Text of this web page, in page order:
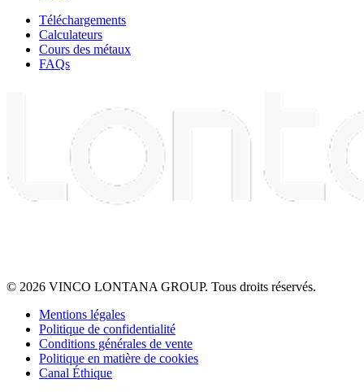
Téléchargements
Calculateurs
Cours des métaux
FAQs
© 2026 VINCO LONTANA GROUP. Tous droits réservés.
Mentions légales
Politique de confidentialité
Conditions générales de vente
Politique en matière de cookies
Canal Éthique